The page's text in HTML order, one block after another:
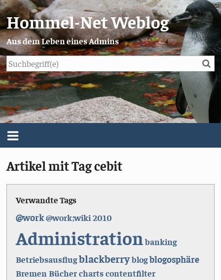
Hommel-Net Weblog
Aus dem Leben eines Admins
Menü
Über mich
Impressum/Datenschutz
Artikel mit Tag cebit
Verwandte Tags
@work@work;wiki 2010
Administrationbanking
Betriebsausflugblackberryblogblogosphäre
Bremen Bücherchartscontentfilter